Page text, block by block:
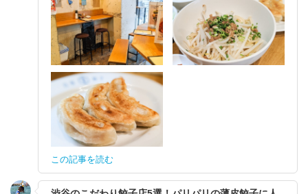
この記事を読む